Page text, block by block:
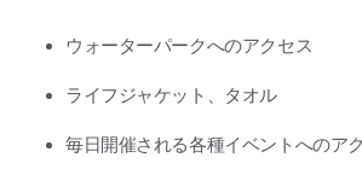
ウォーターパークへのアクセス
ライフジャケット、タオル
毎日開催される各種イベントへのア